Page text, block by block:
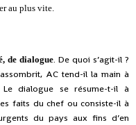
au plus vite.
de dialogue. De quoi s’agit-il ?
AC tend-il la main à
Le dialogue se résume-t-il à
faits du chef ou consiste-il à
du pays aux fins d’en